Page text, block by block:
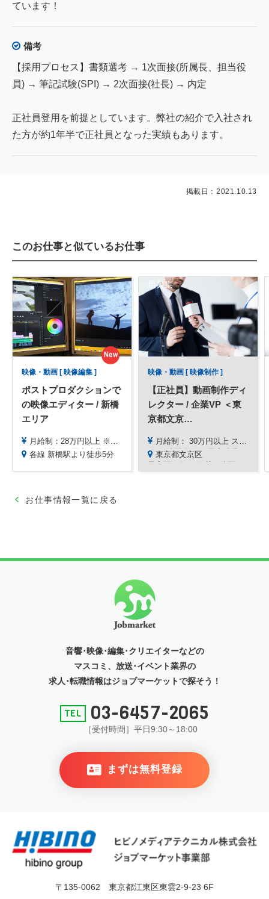
ています！
備考
【採用プロセス】書類選考 → 1次面接(所属長、担当役
員) → 筆記試験(SPI) → 2次面接(社長) → 内定
正社員登用を前提としています。弊社の紹介で入社され
た方が約1年半で正社員となった実績もあります。
掲載日：2021.10.13
このお仕事と似ているお仕事
映像・動画 [ 映像編集 ]
ポストプロダクションで
の映像エディター / 新橋
エリア
月給制：28万円以上 ※スキル、経験により決定
※ 45時間分の固定残業代を含む。超過分は別途支給
手当等：昇給年1回、賞与年2回、時間外手当、扶養手当
各線 新橋駅より徒歩5分
New
映像・動画 [ 映像制作 ]
【正社員】動画制作ディ
レクター / 企業VP ＜東
京都文京…
月給制： 30万円以上 スキル・経験・能力により優遇、相談の上で決定
※ 45時間分/月の固定残業代(7万9100円～)を含む。超過分は別途支給。
東京都文京区
再募集
お仕事情報一覧に戻る
音響･映像･編集･クリエイターなどの
マスコミ、放送･イベント業界の
求人･転職情報はジョブマーケットで探そう！
03-6457-2065
［受付時間］平日9:30～18:00
まずは無料登録
〒135-0062 東京都江東区東雲2-9-23 6F